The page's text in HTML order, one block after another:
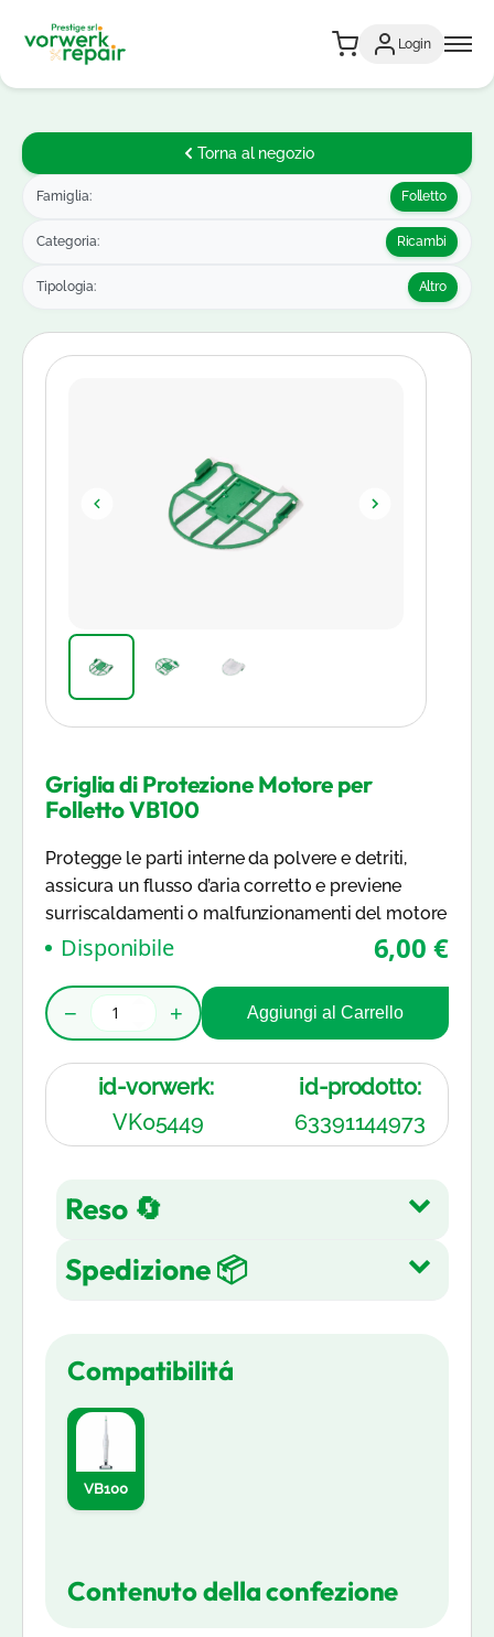
Login
Torna al negozio
Famiglia: Folletto
Categoria: Ricambi
Tipologia: Altro
Griglia di Protezione Motore per
Folletto VB100
Protegge le parti interne da polvere e detriti,
assicura un flusso d’aria corretto e previene
surriscaldamenti o malfunzionamenti del motore
Disponibile 6,00 €
− + Aggiungi al Carrello
id-vorwerk:
VK05449
id-prodotto:
63391144973
Reso 🔄
Reso gratuito entro 14 giorni
Spedizione 📦
ordini in 3-5 giorni lavorativi
Compatibilitá
VB100
Contenuto della confezione